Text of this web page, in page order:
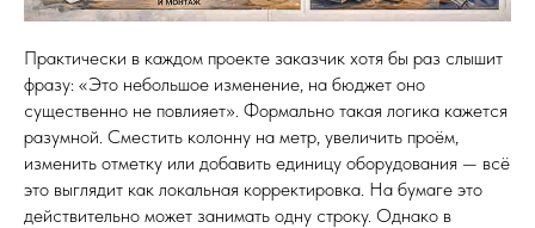
Практически в каждом проекте заказчик хотя бы раз слышит
фразу: «Это небольшое изменение, на бюджет оно
существенно не повлияет». Формально такая логика кажется
разумной. Сместить колонну на метр, увеличить проём,
изменить отметку или добавить единицу оборудования — всё
это выглядит как локальная корректировка. На бумаге это
действительно может занимать одну строку. Однако в